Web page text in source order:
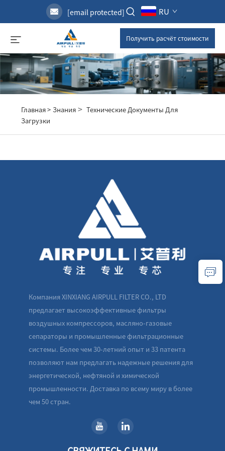
[email protected] RU
Получить расчёт стоимости
Главная > Знания> Технические Документы Для
Загрузки
Компания XINXIANG AIRPULL FILTER CO., LTD
предлагает высокоэффективные фильтры
воздушных компрессоров, масляно-газовые
сепараторы и промышленные фильтрационные
системы. Более чем 30-летний опыт и 33 патента
позволяют нам предлагать надежные решения для
энергетической, нефтяной и химической
промышленности. Доставка по всему миру в более
чем 50 стран.